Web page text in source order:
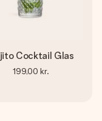
Cocktail Glas
199,00 kr.